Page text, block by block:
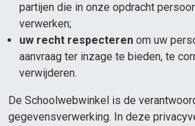
partijen die in onze opdracht
verwerken;
uw recht respecteren om uw
aanvraag ter inzage te bieden, te
verwijderen.
De Schoolwebwinkel is de
gegevensverwerking. In deze